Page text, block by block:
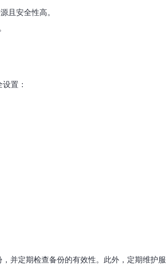
且安全性高。
置：
并定期检查备份的有效性。此外，定期维护